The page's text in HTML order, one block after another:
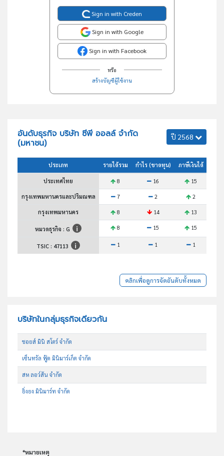
Sign in with Creden
Sign in with Google
Sign in with Facebook
หรือ
สร้างบัญชีผู้ใช้งาน
อันดับธุรกิจ บริษัท ซีพี ออลล์ จำกัด
(มหาชน)
ปี 2568
ประเภท รายได้รวม กำไร (ขาดทุน) ภาษีเงินได้
ประเทศไทย 8 16 15
กรุงเทพมหานครและปริมณฑล 7 2 2
กรุงเทพมหานคร 8 14 13
หมวดธุรกิจ : G 8 15 15
TSIC : 47113 1 1 1
คลิกเพื่อดูการจัดอันดับทั้งหมด
บริษัทในกลุ่มธุรกิจเดียวกัน
ชอยส์ มินิ สโตร์ จำกัด
เซ็นทรัล ฟู้ด มินิมาร์เก็ต จำกัด
สห ลอว์สัน จำกัด
ยิ่งยง มินิมาร์ท จำกัด
*หมายเหตุ